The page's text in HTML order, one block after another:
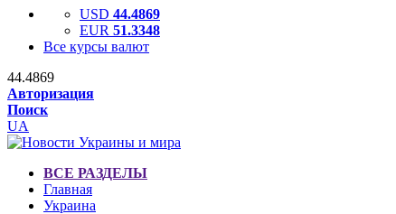
USD 44.4869
EUR 51.3348
Все курсы валют
44.4869
Авторизация
Поиск
UA
ВСЕ РАЗДЕЛЫ
Главная
Украина